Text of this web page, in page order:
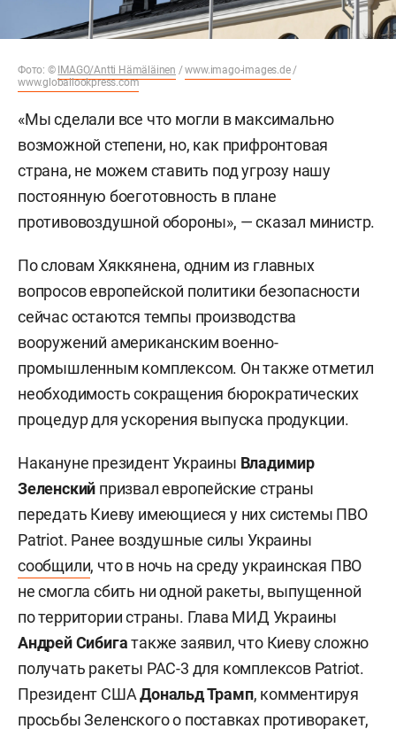
Фото: © IMAGO/Antti Hämäläinen /www.imago-images.de/
www.globallookpress.com
«Мы сделали все что могли в максимально
возможной степени, но, как прифронтовая
страна, не можем ставить под угрозу нашу
постоянную боеготовность в плане
противовоздушной обороны», — сказал министр.
По словам Хяккянена, одним из главных
вопросов европейской политики безопасности
сейчас остаются темпы производства
вооружений американским военно-
промышленным комплексом. Он также отметил
необходимость сокращения бюрократических
процедур для ускорения выпуска продукции.
Накануне президент Украины Владимир
Зеленский призвал европейские страны
передать Киеву имеющиеся у них системы ПВО
Patriot. Ранее воздушные силы Украины
сообщили, что в ночь на среду украинская ПВО
не смогла сбить ни одной ракеты, выпущенной
по территории страны. Глава МИД Украины
Андрей Сибигатакже заявил, что Киеву сложно
получать ракеты PAC-3 для комплексов Patriot.
Президент СШАДональд Трамп, комментируя
просьбы Зеленского о поставках противоракет,